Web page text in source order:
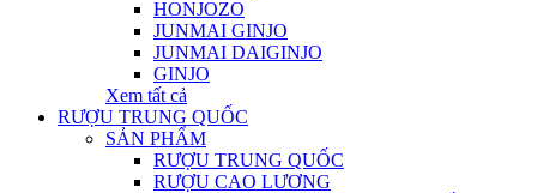
HONJOZO
JUNMAI GINJO
JUNMAI DAIGINJO
GINJO
Xem tất cả
RƯỢU TRUNG QUỐC
SẢN PHẨM
RƯỢU TRUNG QUỐC
RƯỢU CAO LƯƠNG